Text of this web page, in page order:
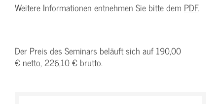
Weitere Informationen entnehmen Sie bitte dem PDF.
Der Preis des Seminars beläuft sich auf 190,00
€ netto, 226,10 € brutto.